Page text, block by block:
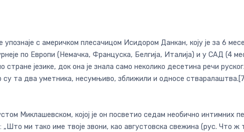
с америчком плесачицом Исидором Данкан, коју је за 6
по Европи (Немачка, Француска, Белгија, Италија) и у САД (4
језике, док она је знала само неколико десетина речи
су та два уметника, несумњиво, зближили и односе
Миклашевском, којој је он посветио седам необично интимних
ми тако име твоје звони, као августовска свежина (рус. Что ж